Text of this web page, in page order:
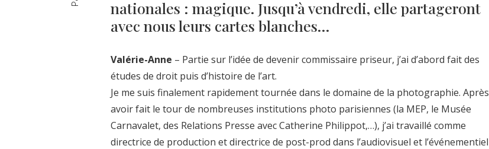
nationales : magique. Jusqu’à vendredi, elle partageront
avec nous leurs cartes blanches…
Valérie-Anne – Partie sur l’idée de devenir commissaire priseur, j’ai d’abord fait des
études de droit puis d’histoire de l’art.
Je me suis finalement rapidement tournée dans le domaine de la photographie. Après
avoir fait le tour de nombreuses institutions photo parisiennes (la MEP, le Musée
Carnavalet, des Relations Presse avec Catherine Philippot,…), j’ai travaillé comme
directrice de production et directrice de post-prod dans l’audiovisuel et l’événementiel